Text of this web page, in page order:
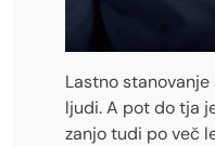
Lastno
ljudi. A pot do tja
zanjo tudi po več